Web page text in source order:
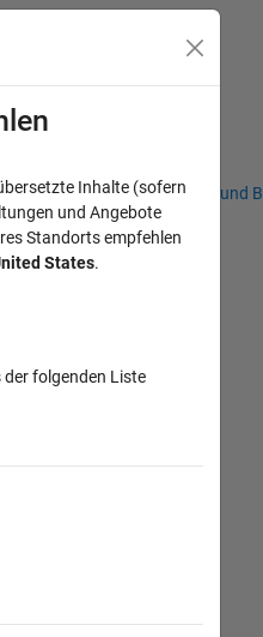
Studierende und
Canvas-
Inhalte (sofern
und Angebote
Standorts empfehlen
States.
der folgenden Liste